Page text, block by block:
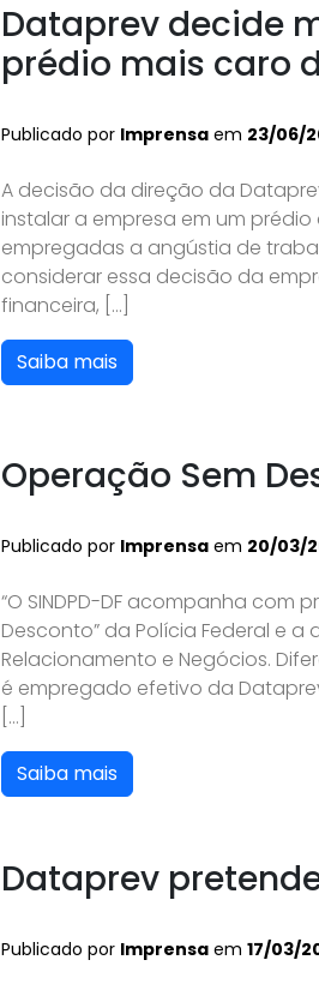
Dataprev decide
prédio mais caro
Publicado por Imprensa em 23/06/
A decisão da direção da
instalar a empresa em um
empregadas a angústia de
considerar essa decisão da
financeira, […]
Saiba mais
Operação Sem
Publicado por Imprensa em 20/03/
“O SINDPD-DF acompanha
Desconto” da Polícia Federal e
Relacionamento e Negócios.
é empregado efetivo da
[…]
Saiba mais
Dataprev
Publicado por Imprensa em 17/03/